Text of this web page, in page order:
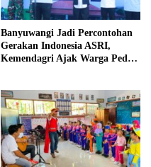
Banyuwangi Jadi Percontohan
Gerakan Indonesia ASRI,
Kemendagri Ajak Warga Peduli